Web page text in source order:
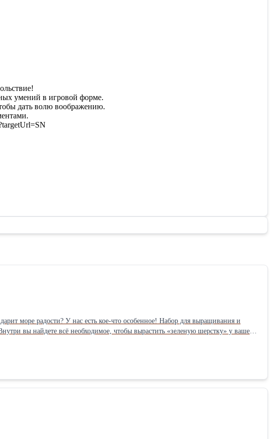
умений в игровой форме.
дать волю воображению.
вы найдете всё необходимое, чтобы вырастить «зеленую шерстку» у вашего